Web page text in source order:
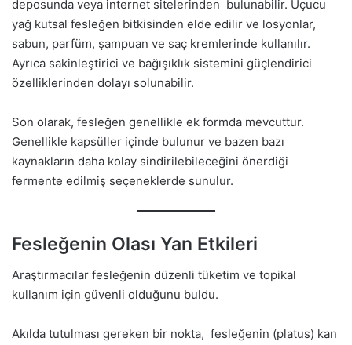
deposunda veya internet sitelerinden bulunabilir. Uçucu
yağ kutsal fesleğen bitkisinden elde edilir ve losyonlar,
sabun, parfüm, şampuan ve saç kremlerinde kullanılır.
Ayrıca sakinleştirici ve bağışıklık sistemini güçlendirici
özelliklerinden dolayı solunabilir.
Son olarak, fesleğen genellikle ek formda mevcuttur.
Genellikle kapsüller içinde bulunur ve bazen bazı
kaynakların daha kolay sindirilebileceğini önerdiği
fermente edilmiş seçeneklerde sunulur.
Fesleğenin Olası Yan Etkileri
Araştırmacılar fesleğenin düzenli tüketim ve topikal
kullanım için güvenli olduğunu buldu.
Akılda tutulması gereken bir nokta, fesleğenin (platus) kan